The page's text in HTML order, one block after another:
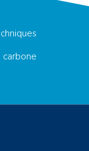
carbone